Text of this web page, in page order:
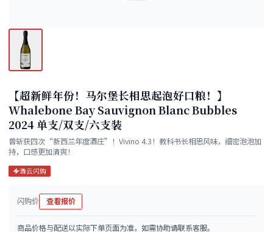
【超新鲜年份！马尔堡长相思起泡好口粮！】
Whalebone Bay Sauvignon Blanc Bubbles
2024 单支/双支/六支装
曾斩获四次“新西兰年度酒庄”！Vivino 4.3！教科书长相思风味，细密泡泡加
持，口感更加清爽！
酒云闪购
闪购价 查看报价
商品价格与配送以实际下单页面为准，如需协助请联系客服。